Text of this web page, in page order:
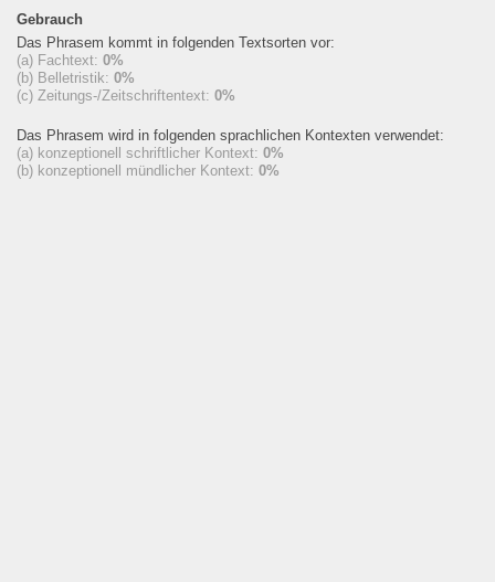
Gebrauch
Das Phrasem kommt in folgenden Textsorten vor:
(a) Fachtext: 0%
(b) Belletristik: 0%
(c) Zeitungs-/Zeitschriftentext: 0%
Das Phrasem wird in folgenden sprachlichen Kontexten verwendet:
(a) konzeptionell schriftlicher Kontext: 0%
(b) konzeptionell mündlicher Kontext: 0%